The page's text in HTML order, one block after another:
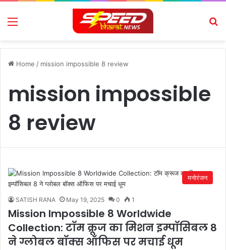
Menu
Home / mission impossible 8 review
mission impossible
8 review
मनोरंजन
SATISH RANA May 19, 2025 0 1
Mission Impossible 8 Worldwide
Collection: टॉम क्रूज का मिशन इम्पॉसिबल 8
ने ग्लोबल बॉक्स ऑफिस पर मचाई धूम